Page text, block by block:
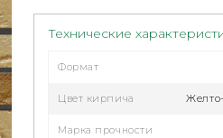
Технические
Формат
Цвет кирпича
Марка прочности